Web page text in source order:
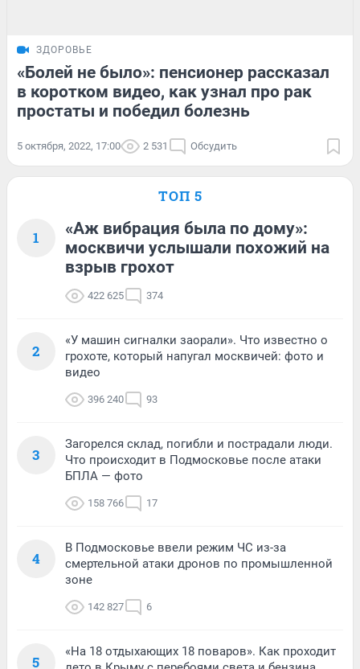
ЗДОРОВЬЕ
«Болей не было»: пенсионер рассказал
в коротком видео, как узнал про рак
простаты и победил болезнь
5 октября, 2022, 17:00 2 531 Обсудить
ТОП 5
1
«Аж вибрация была по дому»:
москвичи услышали похожий на
взрыв грохот
422 625 374
2
«У машин сигналки заорали». Что известно о
грохоте, который напугал москвичей: фото и
видео
396 240 93
3
Загорелся склад, погибли и пострадали люди.
Что происходит в Подмосковье после атаки
БПЛА — фото
158 766 17
4
В Подмосковье ввели режим ЧС из-за
смертельной атаки дронов по промышленной
зоне
142 827 6
5
«На 18 отдыхающих 18 поваров». Как проходит